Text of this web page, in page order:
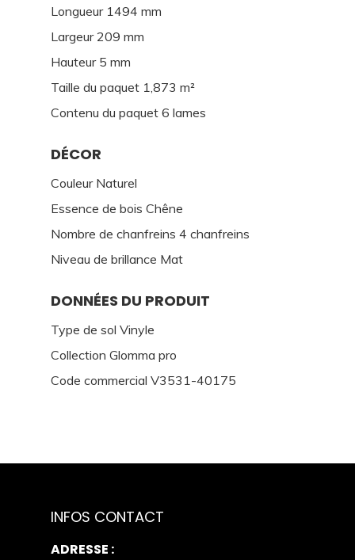
Longueur 1494 mm
Largeur 209 mm
Hauteur 5 mm
Taille du paquet 1,873 m²
Contenu du paquet 6 lames
DÉCOR
Couleur Naturel
Essence de bois Chêne
Nombre de chanfreins 4 chanfreins
Niveau de brillance Mat
DONNÉES DU PRODUIT
Type de sol Vinyle
Collection Glomma pro
Code commercial V3531-40175
INFOS CONTACT
ADRESSE :